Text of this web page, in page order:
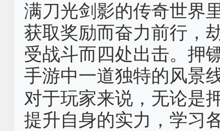
满刀光剑影的传奇世界
获取奖励而奋力前行，
受战斗而四处出击。押
手游中一道独特的风景
对于玩家来说，无论是
提升自身的实力，学习